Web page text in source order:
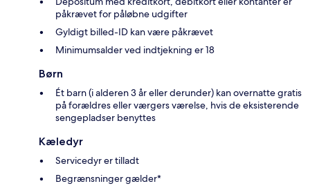
påkrævet for påløbne udgifter
Gyldigt billed-ID kan være påkrævet
Minimumsalder ved indtjekning er 18
Børn
Ét barn (i alderen 3 år eller derunder) kan overnatte gratis
på forældres eller værgers værelse, hvis de eksisterende
sengepladser benyttes
Kæledyr
Servicedyr er tilladt
Begrænsninger gælder*